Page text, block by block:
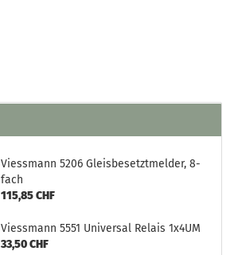
Viessmann 5206 Gleisbesetztmelder, 8-
fach
115,85 CHF
Viessmann 5551 Universal Relais 1x4UM
33,50 CHF